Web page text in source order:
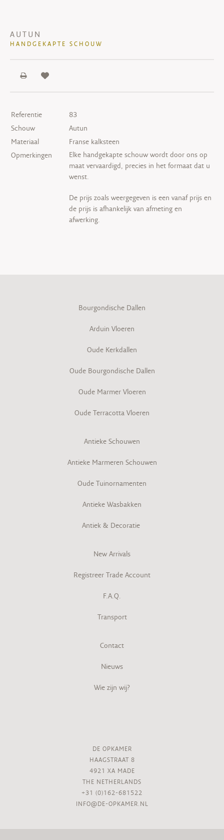
AUTUN
HANDGEKAPTE SCHOUW
Referentie
83
Schouw
Autun
Materiaal
Franse kalksteen
Opmerkingen
Elke handgekapte schouw wordt door ons op
maat vervaardigd, precies in het formaat dat u
wenst.
De prijs zoals weergegeven is een vanaf prijs en
de prijs is afhankelijk van afmeting en
afwerking.
Bourgondische Dallen
Arduin Vloeren
Oude Kerkdallen
Oude Bourgondische Dallen
Oude Marmer Vloeren
Oude Terracotta Vloeren
Antieke Schouwen
Antieke Marmeren Schouwen
Oude Tuinornamenten
Antieke Wasbakken
Antiek & Decoratie
New Arrivals
Registreer Trade Account
F.A.Q.
Transport
Contact
Nieuws
Wie zijn wij?
DE OPKAMER
HAAGSTRAAT 8
4921 XA MADE
THE NETHERLANDS
+31 (0)162-681522
INFO@DE-OPKAMER.NL